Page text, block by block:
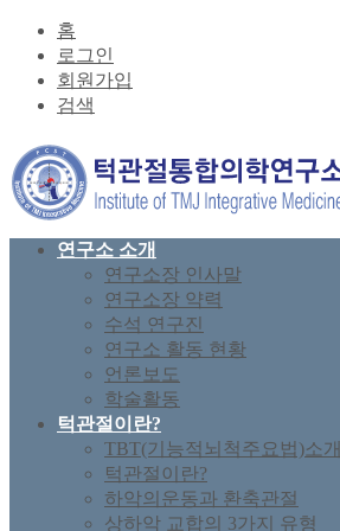
홈
로그인
회원가입
검색
연구소 소개
연구소장 인사말
연구소장 약력
수석 연구진
연구소 활동 현황
언론보도
학술활동
턱관절이란?
TBT(기능적뇌척주요법)소개
턱관절이란?
하악의운동과 환축관절
상하악 교합의 3가지 유형